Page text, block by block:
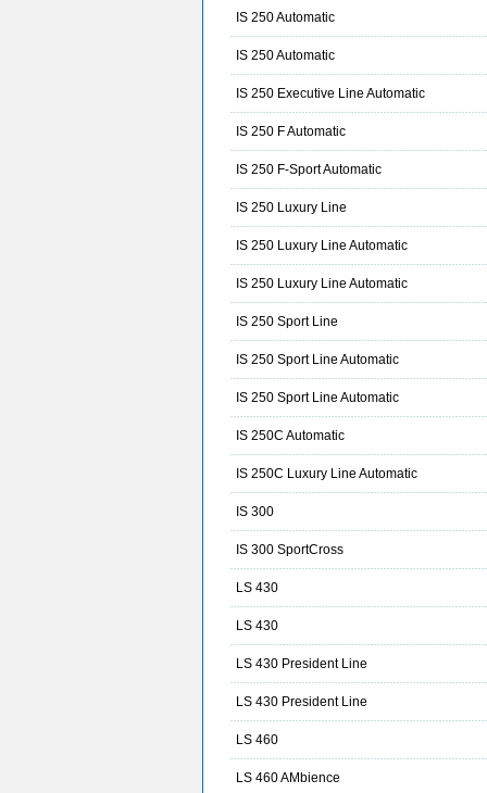
IS 250 Automatic
IS 250 Automatic
IS 250 Executive Line Automatic
IS 250 F Automatic
IS 250 F-Sport Automatic
IS 250 Luxury Line
IS 250 Luxury Line Automatic
IS 250 Luxury Line Automatic
IS 250 Sport Line
IS 250 Sport Line Automatic
IS 250 Sport Line Automatic
IS 250C Automatic
IS 250C Luxury Line Automatic
IS 300
IS 300 SportCross
LS 430
LS 430
LS 430 President Line
LS 430 President Line
LS 460
LS 460 AMbience